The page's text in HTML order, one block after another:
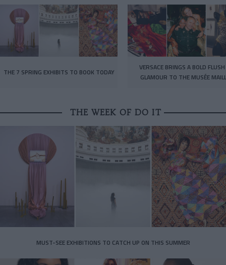
THE 7 SPRING EXHIBITS TO BOOK TODAY
VERSACE BRINGS A BOLD
GLAMOUR TO THE MUSÉE
THE WEEK OF DO IT
MUST-SEE EXHIBITIONS TO CATCH UP ON THIS SUMMER